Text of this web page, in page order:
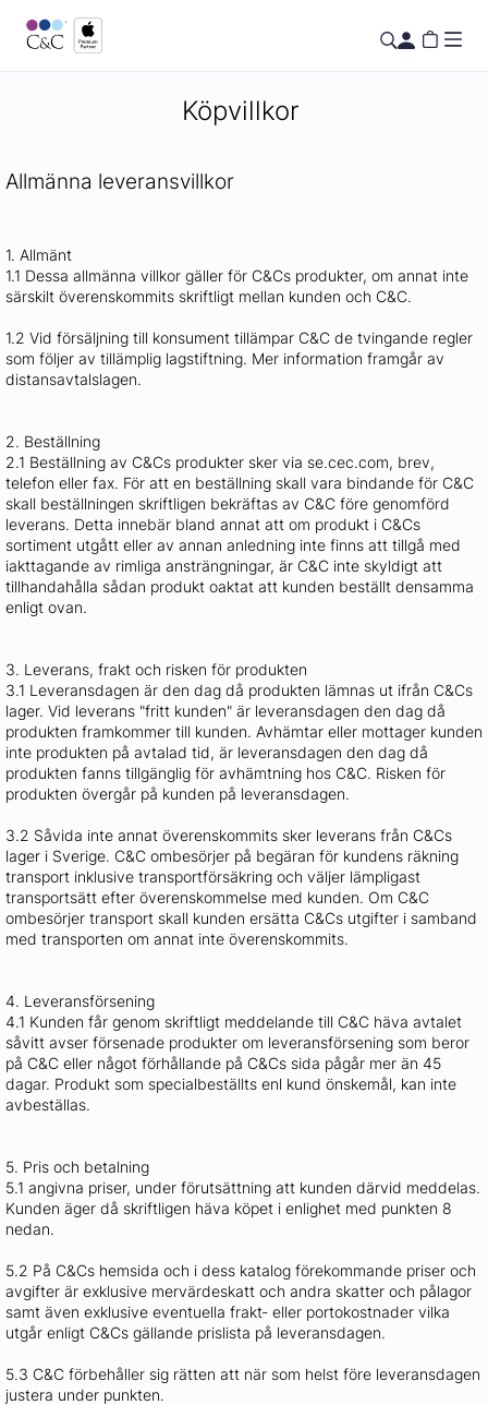
Köpvillkor
Allmänna leveransvillkor
1. Allmänt
1.1 Dessa allmänna villkor gäller för C&Cs produkter, om annat inte
särskilt överenskommits skriftligt mellan kunden och C&C.
1.2 Vid försäljning till konsument tillämpar C&C de tvingande regler
som följer av tillämplig lagstiftning. Mer information framgår av
distansavtalslagen.
2. Beställning
2.1 Beställning av C&Cs produkter sker via se.cec.com, brev,
telefon eller fax. För att en beställning skall vara bindande för C&C
skall beställningen skriftligen bekräftas av C&C före genomförd
leverans. Detta innebär bland annat att om produkt i C&Cs
sortiment utgått eller av annan anledning inte finns att tillgå med
iakttagande av rimliga ansträngningar, är C&C inte skyldigt att
tillhandahålla sådan produkt oaktat att kunden beställt densamma
enligt ovan.
3. Leverans, frakt och risken för produkten
3.1 Leveransdagen är den dag då produkten lämnas ut ifrån C&Cs
lager. Vid leverans "fritt kunden" är leveransdagen den dag då
produkten framkommer till kunden. Avhämtar eller mottager kunden
inte produkten på avtalad tid, är leveransdagen den dag då
produkten fanns tillgänglig för avhämtning hos C&C. Risken för
produkten övergår på kunden på leveransdagen.
3.2 Såvida inte annat överenskommits sker leverans från C&Cs
lager i Sverige. C&C ombesörjer på begäran för kundens räkning
transport inklusive transportförsäkring och väljer lämpligast
transportsätt efter överenskommelse med kunden. Om C&C
ombesörjer transport skall kunden ersätta C&Cs utgifter i samband
med transporten om annat inte överenskommits.
4. Leveransförsening
4.1 Kunden får genom skriftligt meddelande till C&C häva avtalet
såvitt avser försenade produkter om leveransförsening som beror
på C&C eller något förhållande på C&Cs sida pågår mer än 45
dagar. Produkt som specialbeställts enl kund önskemål, kan inte
avbeställas.
5. Pris och betalning
5.1 angivna priser, under förutsättning att kunden därvid meddelas.
Kunden äger då skriftligen häva köpet i enlighet med punkten 8
nedan.
5.2 På C&Cs hemsida och i dess katalog förekommande priser och
avgifter är exklusive mervärdeskatt och andra skatter och pålagor
samt även exklusive eventuella frakt‐ eller portokostnader vilka
utgår enligt C&Cs gällande prislista på leveransdagen.
5.3 C&C förbehåller sig rätten att när som helst före leveransdagen
justera under punkten.